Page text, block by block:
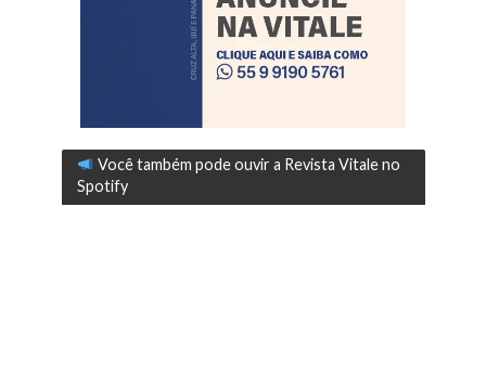
Você também pode ouvir a Revista Vitale no
Spotify